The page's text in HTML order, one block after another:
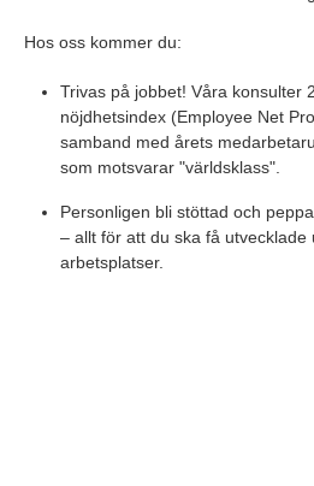
Hos oss kommer du:
Trivas på jobbet! Våra konsulter
nöjdhetsindex (Employee Net
samband med årets
som motsvarar "världsklass".
Personligen bli stöttad och
– allt för att du ska få utvecklade
arbetsplatser.